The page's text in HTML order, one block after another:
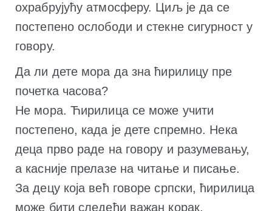
охрабрујућу атмосферу. Циљ је да се
постепено ослободи и стекне сигурност у
говору.
Да ли дете мора да зна ћирилицу пре
почетка часова?
Не мора. Ћирилица се може учити
постепено, када је дете спремно. Нека
деца прво раде на говору и разумевању,
а касније прелазе на читање и писање.
За децу која већ говоре српски, ћирилица
може бити следећи важан корак.